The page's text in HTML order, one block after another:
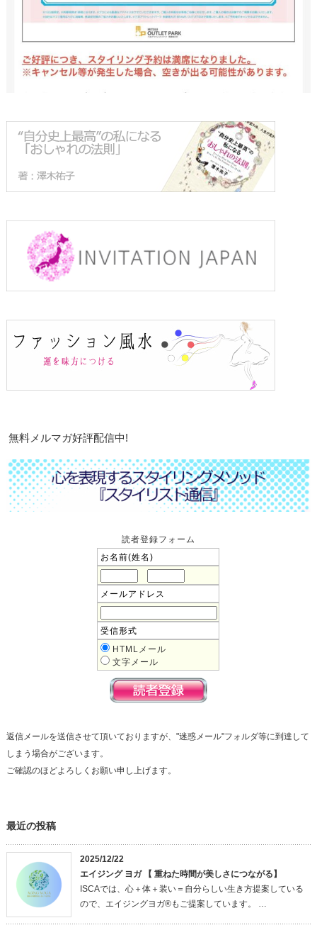
無料メルマガ好評配信中!
読者登録フォーム
お名前(姓名)
メールアドレス
受信形式
HTMLメール
文字メール
返信メールを送信させて頂いておりますが、"迷惑メール"フォルダ等に到達して
しまう場合がございます。
ご確認のほどよろしくお願い申し上げます。
最近の投稿
2025/12/22
エイジング ヨガ 【 重ねた時間が美しさにつながる】
ISCAでは、心＋体＋装い＝自分らしい生き方提案している
ので、エイジングヨガ®もご提案しています。 …